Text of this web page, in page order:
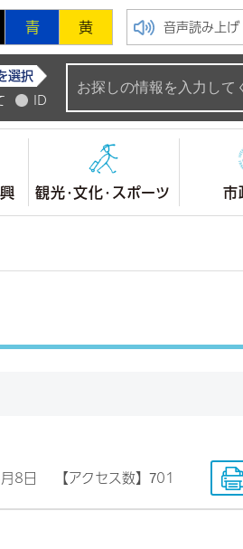
青 黄 音声読み上げ
市公式ホームページ
選択
ID
観光・文化・スポーツ 市
8日 【アクセス数】 701